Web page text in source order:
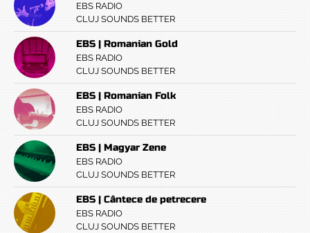
EBS RADIO
CLUJ SOUNDS BETTER
EBS | Romanian Gold
EBS RADIO
CLUJ SOUNDS BETTER
EBS | Romanian Folk
EBS RADIO
CLUJ SOUNDS BETTER
EBS | Magyar Zene
EBS RADIO
CLUJ SOUNDS BETTER
EBS | Cântece de petrecere
EBS RADIO
CLUJ SOUNDS BETTER